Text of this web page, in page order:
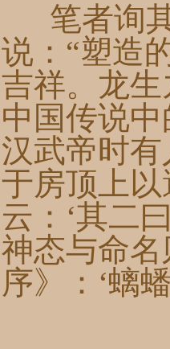
笔者询其
说：“塑造
吉祥。龙
中国传说
汉武帝时
于房顶上
云：‘其二
神态与命
序》：‘螭